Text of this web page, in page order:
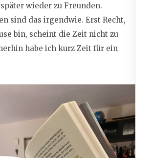
wieder zu Freunden.
sind das irgendwie. Erst Recht,
bin, scheint die Zeit nicht zu
habe ich kurz Zeit für ein